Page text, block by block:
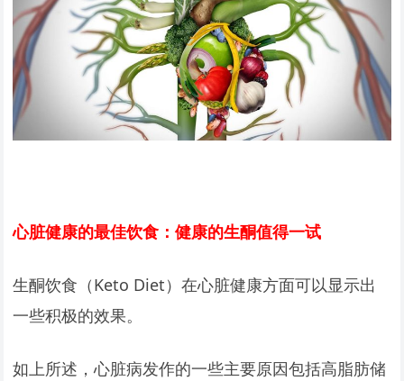
心脏健康的最佳饮食：健康的生酮值得一试
生酮饮食（Keto Diet）在心脏健康方面可以显示出
一些积极的效果。
如上所述，心脏病发作的一些主要原因包括高脂肪储